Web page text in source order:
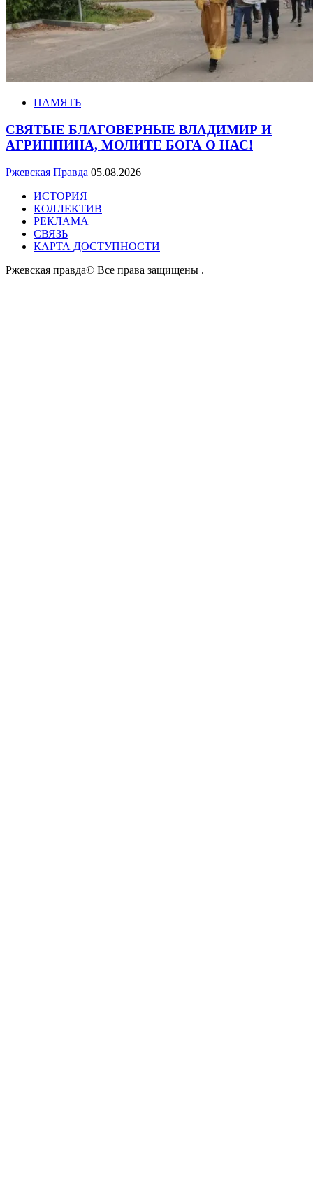
ПАМЯТЬ
СВЯТЫЕ БЛАГОВЕРНЫЕ ВЛАДИМИР И
АГРИППИНА, МОЛИТЕ БОГА О НАС!
Ржевская Правда 05.08.2026
ИСТОРИЯ
КОЛЛЕКТИВ
РЕКЛАМА
СВЯЗЬ
КАРТА ДОСТУПНОСТИ
Ржевская правда© Все права защищены .